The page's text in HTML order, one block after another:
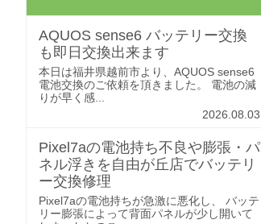
AQUOS sense6 バッテリー交換
も即日交換出来ます
本日は福井県越前市より、AQUOS sense6
電池交換のご依頼を頂きました。 電池の減
りが早く感...
2026.08.03
Pixel7aの電池持ち不良や膨張・パ
ネル浮きを自由が丘店でバッテリ
ー交換修理
Pixel7aの電池持ちが急激に悪化し、 バッテ
リー膨張によって背面パネルが少し開いて